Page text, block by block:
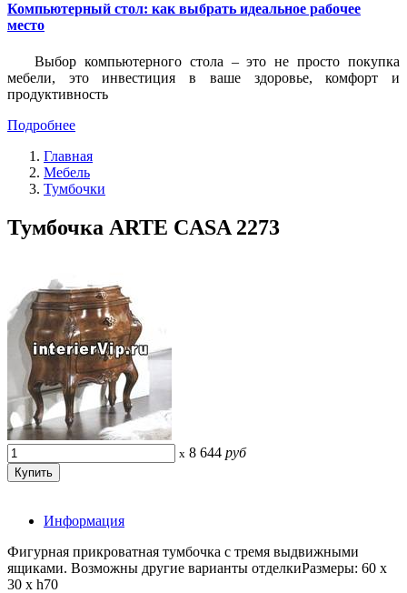
Компьютерный стол: как выбрать идеальное рабочее
место
Выбор компьютерного стола – это не просто покупка
мебели, это инвестиция в ваше здоровье, комфорт и
продуктивность
Подробнее
Главная
Мебель
Тумбочки
Тумбочка ARTE CASA 2273
x 8 644 руб
Информация
Фигурная прикроватная тумбочка с тремя выдвижными
ящиками. Возможны другие варианты отделкиРазмеры: 60 x
30 x h70